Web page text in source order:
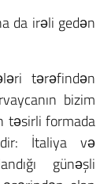
da irəli gedən
tərəfindən
bizim
təsirli formada
İtaliya və
günəşli